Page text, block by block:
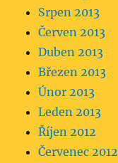
Srpen 2013
Červen 2013
Duben 2013
Březen 2013
Únor 2013
Leden 2013
Říjen 2012
Červenec 2012